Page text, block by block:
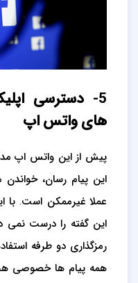
5- دسترسی
های واتس اپ
پیش از این واتس اپ
این پیام رسان،
عملا غیرممکن است. با
این گفته را درست نمی
رمزگذاری دو طرفه
همه پیام ها خصوصی